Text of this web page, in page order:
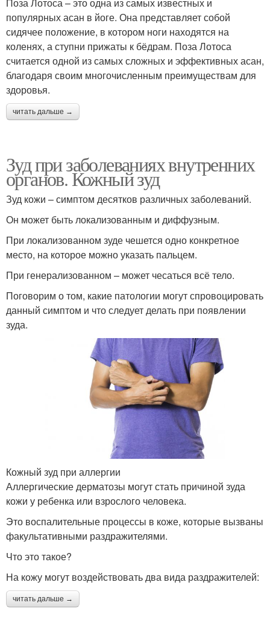
Поза Лотоса – это одна из самых известных и
популярных асан в йоге. Она представляет собой
сидячее положение, в котором ноги находятся на
коленях, а ступни прижаты к бёдрам. Поза Лотоса
считается одной из самых сложных и эффективных асан,
благодаря своим многочисленным преимуществам для
здоровья.
читать дальше →
Зуд при заболеваниях внутренних
органов. Кожный зуд
Зуд кожи – симптом десятков различных заболеваний.
Он может быть локализованным и диффузным.
При локализованном зуде чешется одно конкретное
место, на которое можно указать пальцем.
При генерализованном – может чесаться всё тело.
Поговорим о том, какие патологии могут спровоцировать
данный симптом и что следует делать при появлении
зуда.
Кожный зуд при аллергии
Аллергические дерматозы могут стать причиной зуда
кожи у ребенка или взрослого человека.
Это воспалительные процессы в коже, которые вызваны
факультативными раздражителями.
Что это такое?
На кожу могут воздействовать два вида раздражителей:
читать дальше →